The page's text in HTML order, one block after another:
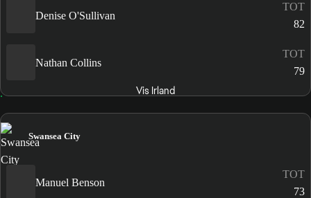
Denise O'Sullivan
TOT
82
Nathan Collins
TOT
79
Vis Irland
Swansea City
Manuel Benson
TOT
73